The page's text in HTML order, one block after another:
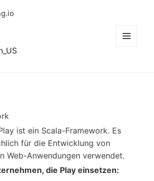
ist ein Scala-Framework. Es
für die Entwicklung von
Web-Anwendungen verwendet.
die Play einsetzen: